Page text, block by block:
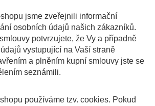
jsme zveřejnili informační
osobních údajů našich zákazníků.
potvrzujete, že Vy a případně
vystupující na Vaší straně
a plněním kupní smlouvy jste se
seznámili.
používáme tzv. cookies. Pokud